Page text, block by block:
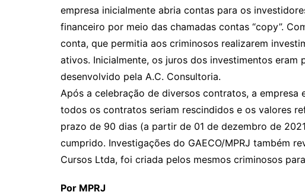
empresa inicialmente abria contas para os
financeiro por meio das chamadas contas “copy”.
conta, que permitia aos criminosos realizarem
ativos. Inicialmente, os juros dos investimentos
desenvolvido pela A.C. Consultoria.
Após a celebração de diversos contratos, a
todos os contratos seriam rescindidos e os valores
prazo de 90 dias (a partir de 01 de dezembro de
cumprido. Investigações do GAECO/MPRJ também
Cursos Ltda, foi criada pelos mesmos criminosos
Por MPRJ